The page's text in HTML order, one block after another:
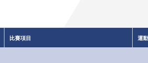
比賽項目 運